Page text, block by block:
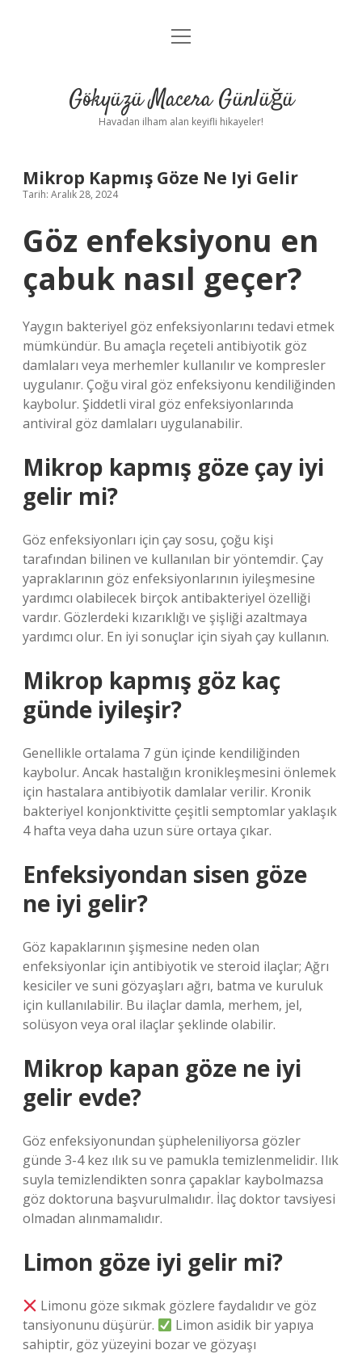
Anasayfa
Yasal Uyarı
menüyü
Gökyüzü Macera Günlüğü
Havadan ilham alan keyifli hikayeler!
Mikrop Kapmış Göze Ne Iyi Gelir
Tarih: Aralık 28, 2024
Göz enfeksiyonu en
çabuk nasıl geçer?
Yaygın bakteriyel göz enfeksiyonlarını tedavi etmek
mümkündür. Bu amaçla reçeteli antibiyotik göz
damlaları veya merhemler kullanılır ve kompresler
uygulanır. Çoğu viral göz enfeksiyonu kendiliğinden
kaybolur. Şiddetli viral göz enfeksiyonlarında
antiviral göz damlaları uygulanabilir.
Mikrop kapmış göze çay iyi
gelir mi?
Göz enfeksiyonları için çay sosu, çoğu kişi
tarafından bilinen ve kullanılan bir yöntemdir. Çay
yapraklarının göz enfeksiyonlarının iyileşmesine
yardımcı olabilecek birçok antibakteriyel özelliği
vardır. Gözlerdeki kızarıklığı ve şişliği azaltmaya
yardımcı olur. En iyi sonuçlar için siyah çay kullanın.
Mikrop kapmış göz kaç
günde iyileşir?
Genellikle ortalama 7 gün içinde kendiliğinden
kaybolur. Ancak hastalığın kronikleşmesini önlemek
için hastalara antibiyotik damlalar verilir. Kronik
bakteriyel konjonktivitte çeşitli semptomlar yaklaşık
4 hafta veya daha uzun süre ortaya çıkar.
Enfeksiyondan sisen göze
ne iyi gelir?
Göz kapaklarının şişmesine neden olan
enfeksiyonlar için antibiyotik ve steroid ilaçlar; Ağrı
kesiciler ve suni gözyaşları ağrı, batma ve kuruluk
için kullanılabilir. Bu ilaçlar damla, merhem, jel,
solüsyon veya oral ilaçlar şeklinde olabilir.
Mikrop kapan göze ne iyi
gelir evde?
Göz enfeksiyonundan şüpheleniliyorsa gözler
günde 3-4 kez ılık su ve pamukla temizlenmelidir. Ilık
suyla temizlendikten sonra çapaklar kaybolmazsa
göz doktoruna başvurulmalıdır. İlaç doktor tavsiyesi
olmadan alınmamalıdır.
Limon göze iyi gelir mi?
Limonu göze sıkmak gözlere faydalıdır ve göz
tansiyonunu düşürür.
Limon asidik bir yapıya
sahiptir, göz yüzeyini bozar ve gözyaşı